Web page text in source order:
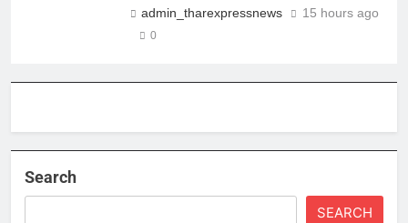
admin_tharexpressnews 15 hours ago
0
Search
SEARCH